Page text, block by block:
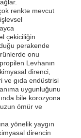
renkte mevcut
çekiciliğin
perakende
onu
Levhanın
direnci,
ve gıda endüstrisi
uygunluğunu
bile korozyona
ömür ve
yönelik yaygın
direncin